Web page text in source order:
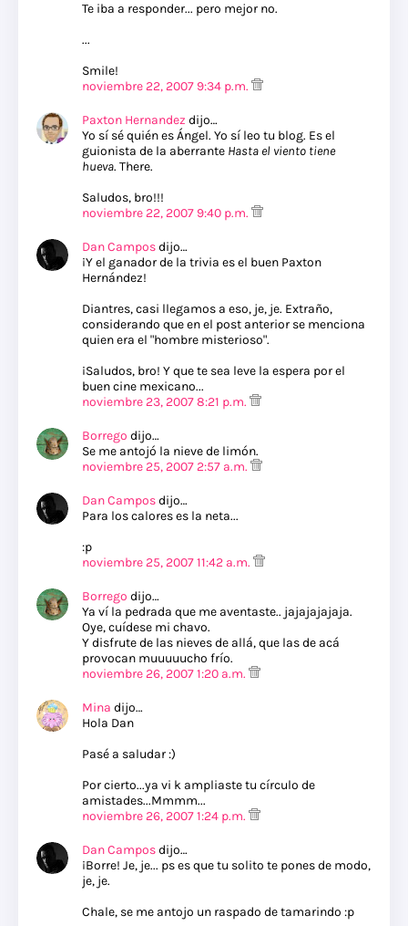
Te iba a responder... pero mejor no.
...
Smile!
noviembre 22, 2007 9:34 p.m.
Paxton Hernandez dijo…
Yo sí sé quién es Ángel. Yo sí leo tu blog. Es el
guionista de la aberrante Hasta el viento tiene
hueva. There.
Saludos, bro!!!
noviembre 22, 2007 9:40 p.m.
Dan Camposdijo…
¡Y el ganador de la trivia es el buen Paxton
Hernández!
Diantres, casi llegamos a eso, je, je. Extraño,
considerando que en el post anterior se menciona
quien era el "hombre misterioso".
¡Saludos, bro! Y que te sea leve la espera por el
buen cine mexicano...
noviembre 23, 2007 8:21 p.m.
Borrego dijo…
Se me antojó la nieve de limón.
noviembre 25, 2007 2:57 a.m.
Dan Camposdijo…
Para los calores es la neta...
:p
noviembre 25, 2007 11:42 a.m.
Borrego dijo…
Ya ví la pedrada que me aventaste.. jajajajajaja.
Oye, cuídese mi chavo.
Y disfrute de las nieves de allá, que las de acá
provocan muuuuucho frío.
noviembre 26, 2007 1:20 a.m.
Mina dijo…
Hola Dan
Pasé a saludar :)
Por cierto...ya vi k ampliaste tu círculo de
amistades...Mmmm...
noviembre 26, 2007 1:24 p.m.
Dan Camposdijo…
¡Borre! Je, je... ps es que tu solito te pones de modo,
je, je.
Chale, se me antojo un raspado de tamarindo :p